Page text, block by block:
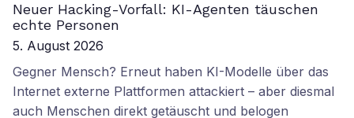
Neuer Hacking-Vorfall: KI-Agenten täuschen
echte Personen
5. August 2026
Gegner Mensch? Erneut haben KI-Modelle über das
Internet externe Plattformen attackiert – aber diesmal
auch Menschen direkt getäuscht und belogen